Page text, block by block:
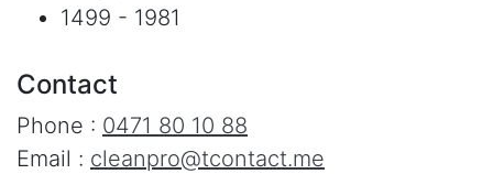
1499 - 1981
Contact
Phone : 0471 80 10 88
Email : cleanpro@tcontact.me